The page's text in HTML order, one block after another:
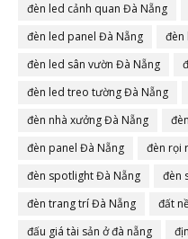
đèn led cảnh quan Đà Nẵng
đèn led panel Đà Nẵng
đèn
đèn led sân vườn Đà Nẵng
đèn led treo tường Đà Nẵng
đèn nhà xưởng Đà Nẵng
đèn panel Đà Nẵng
đèn rọi
đèn spotlight Đà Nẵng
đèn
đèn trang trí Đà Nẵng
đất
đấu giá tài sản ở đà nẵng